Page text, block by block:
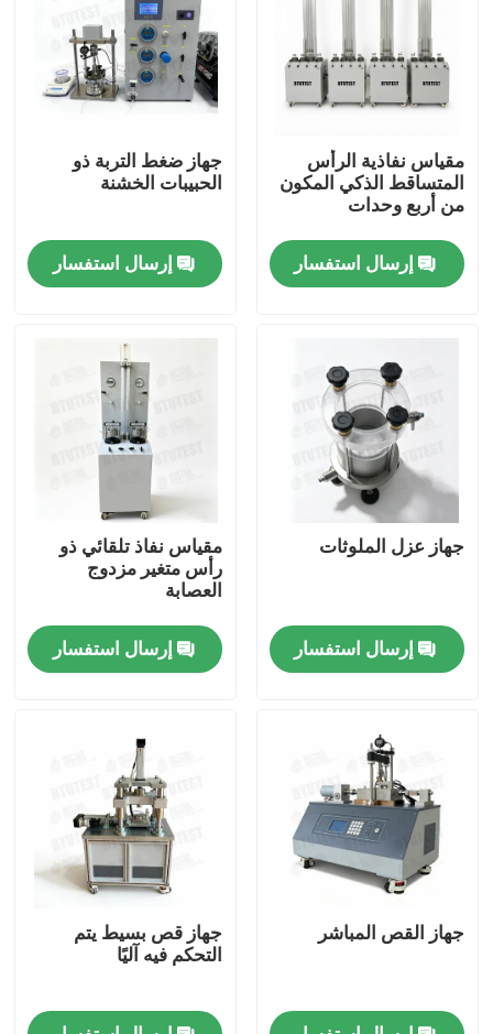
المنتجات
حول بنا
ضبط الجودة
اتصل بنا
طلب اقتباس
آلة اختبار عالمية
آلة اختبار التربة
آلة اختبار الخرسانة
مقياس نفاذية الرأس
المتساقط الذكي المكون
من أربع وحدات
إرسال استفسار
جهاز ضغط التربة ذو
الحبيبات الخشنة
إرسال استفسار
جهاز عزل الملوثات
إرسال استفسار
مقياس نفاذ تلقائي ذو
رأس متغير مزدوج
العصابة
إرسال استفسار
جهاز القص المباشر
جهاز قص بسيط يتم
التحكم فيه آليًا